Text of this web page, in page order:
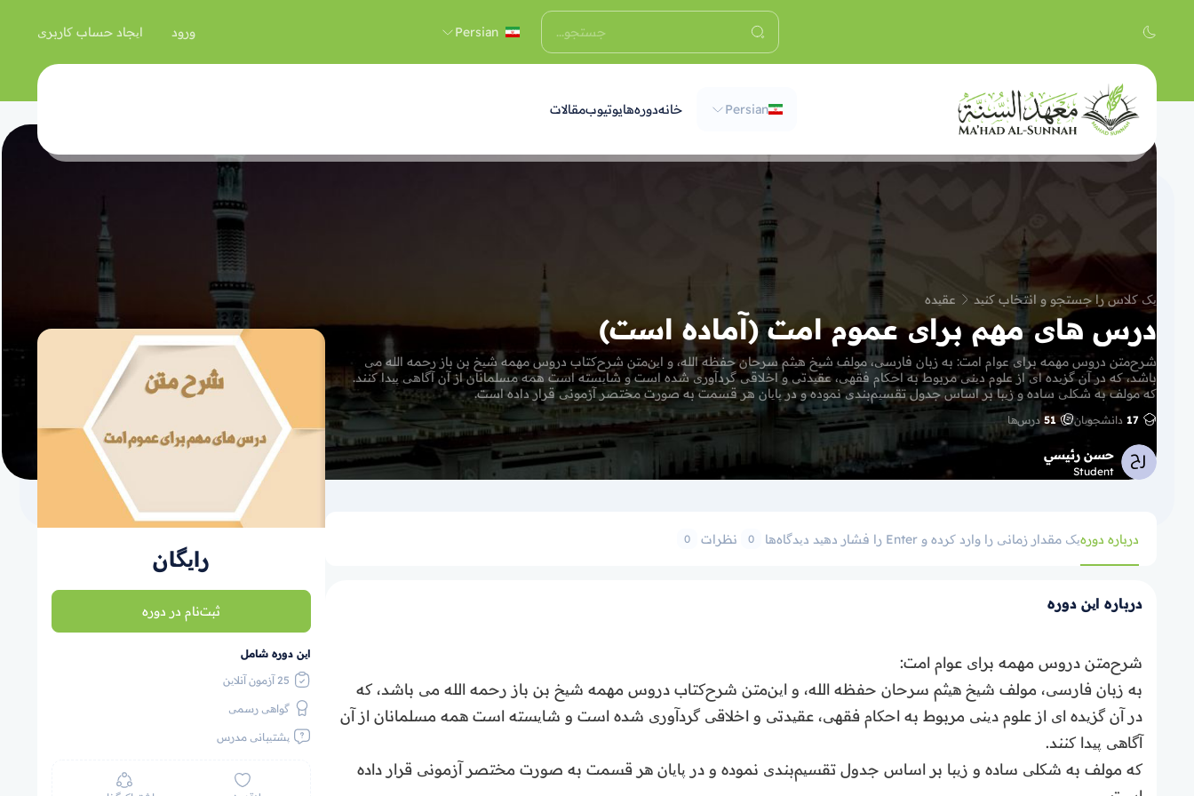
Persian ورود ایجاد حساب کاربری
Persian خانهدوره‌هايوتيوبمقالات
یک کلاس را جستجو و انتخاب کنید عقیده
درس های مهم برای عموم امت (آماده است)
شرح‌متن دروس مهمه برای عوام امت: به زبان فارسی، مولف شیخ هیثم سرحان حفظه الله، و این‌متن شرح‌کتاب دروس مهمه شیخ بن باز رحمه الله می
باشد، که در آن گزیده ای از علوم دینی مربوط به احکام فقهی‌، عقیدتی و اخلاقی گردآوری شده است و شایسته است همه مسلمانان از آن آگاهی پیدا کنند.
که مولف به شکلی ساده و زیبا بر اساس جدول‌ تقسیم‌بندی نموده و در پایان هر قسمت به صورت مختصر آزمونی قرار داده است‌.
17 دانشجویان 51 درس‌ها
حسن رئيسي
Student
درباره دورهیک مقدار زمانی را وارد کرده و Enter را فشار دهید دیدگاه‌ها 0 نظرات 0
درباره این دوره
شرح‌متن دروس مهمه برای عوام امت:
به زبان فارسی، مولف شیخ هیثم سرحان حفظه الله، و این‌متن شرح‌کتاب دروس مهمه شیخ بن باز رحمه الله می باشد، که
در آن گزیده ای از علوم دینی مربوط به احکام فقهی‌، عقیدتی و اخلاقی گردآوری شده است و شایسته است همه مسلمانان از آن
آگاهی پیدا کنند.
که مولف به شکلی ساده و زیبا بر اساس جدول‌ تقسیم‌بندی نموده و در پایان هر قسمت به صورت مختصر آزمونی قرار داده
رایگان
ثبت‌نام در دوره
این دوره شامل
25 آزمون آنلاین
گواهی رسمی
پشتیبانی مدرس